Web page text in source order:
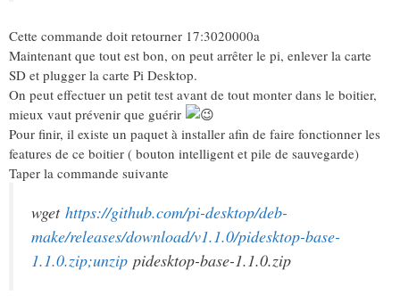
Cette commande doit retourner 17:3020000a
Maintenant que tout est bon, on peut arrêter le pi, enlever la carte
SD et plugger la carte Pi Desktop.
On peut effectuer un petit test avant de tout monter dans le boitier,
mieux vaut prévenir que guérir
Pour finir, il existe un paquet à installer afin de faire fonctionner les
features de ce boitier ( bouton intelligent et pile de sauvegarde)
Taper la commande suivante
wget https://github.com/pi-desktop/deb-
make/releases/download/v1.1.0/pidesktop-base-
1.1.0.zip;unzip pidesktop-base-1.1.0.zip